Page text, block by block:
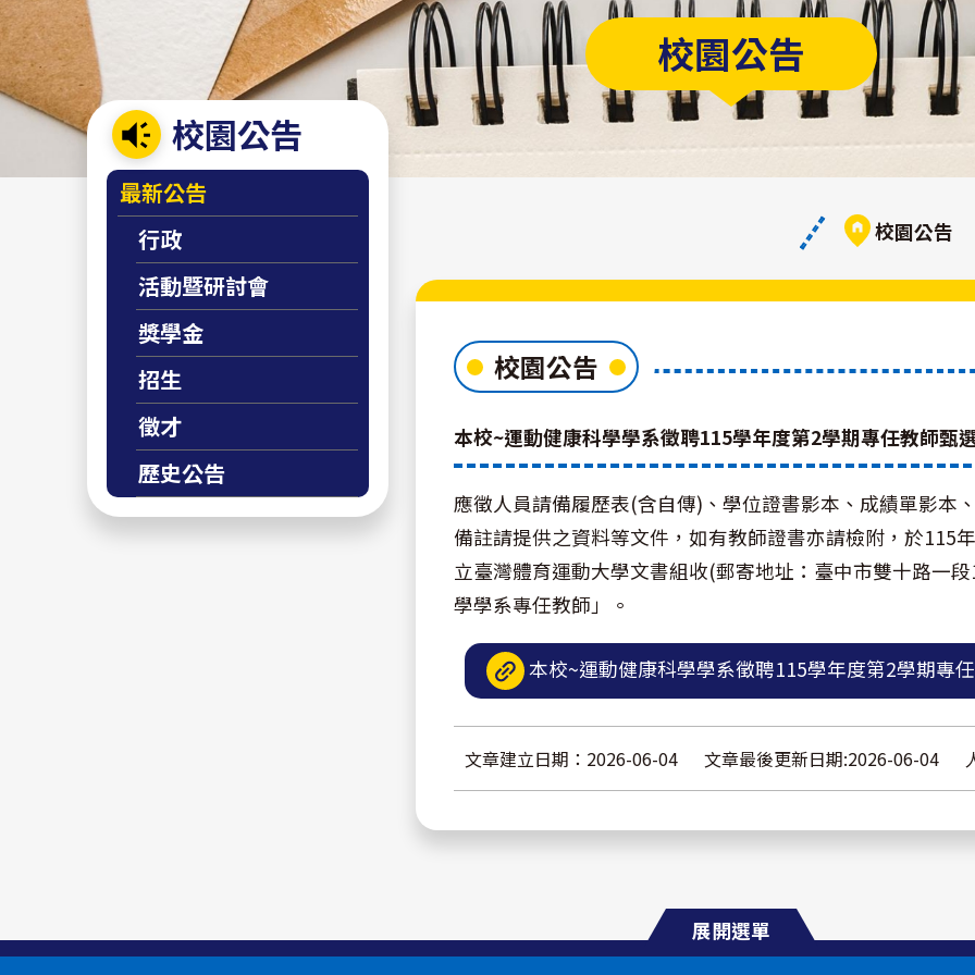
校園公告
校園公告
最新公告
行政
活動暨研討會
獎學金
招生
徵才
歷史公告
校園公告
校園公告
本校~運動健康科學學系徵聘115學年度第2學期專任教師甄
應徵人員請備履歷表(含自傳)、學位證書影本、成績單影本
備註請提供之資料等文件，如有教師證書亦請檢附，於115
立臺灣體育運動大學文書組收(郵寄地址：臺中市雙十路一
學學系專任教師」。
本校~運動健康科學學系徵聘115學年度第2學期專
文章建立日期：2026-06-04 文章最後更新日期:2026-06-04
展開選單